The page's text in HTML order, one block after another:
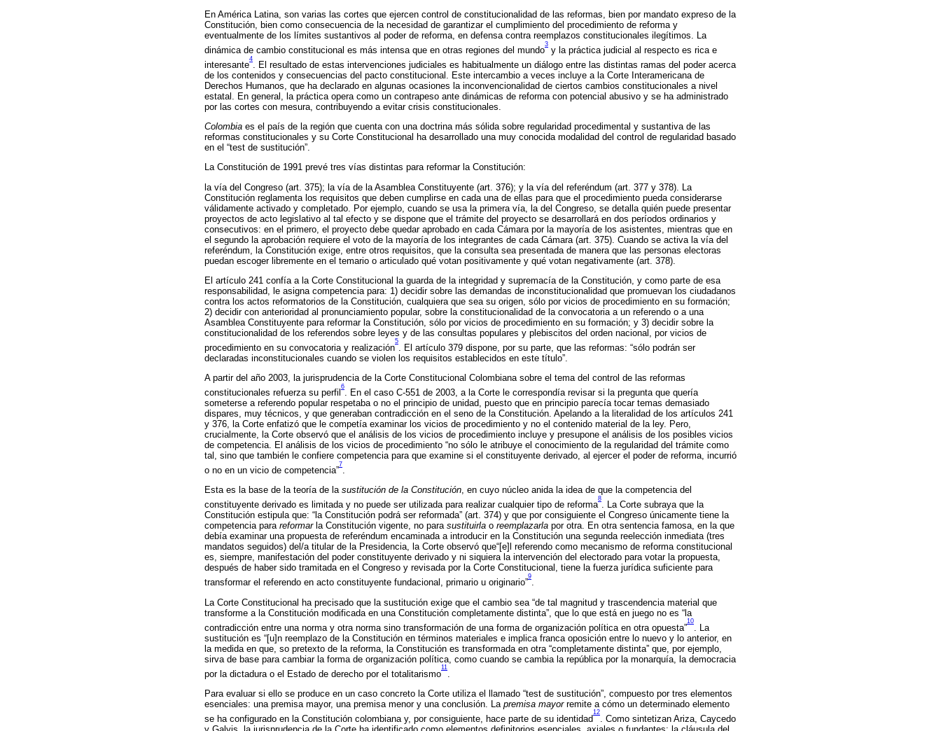
En América Latina, son varias las cortes que ejercen control de constitucionalidad de las reformas, bien por mandato expreso de la
Constitución, bien como consecuencia de la necesidad de garantizar el cumplimiento del procedimiento de reforma y
eventualmente de los límites sustantivos al poder de reforma, en defensa contra reemplazos constitucionales ilegítimos. La
dinámica de cambio constitucional es más intensa que en otras regiones del mundo
3
y la práctica judicial al respecto es rica e
interesante
4
. El resultado de estas intervenciones judiciales es habitualmente un diálogo entre las distintas ramas del poder acerca
de los contenidos y consecuencias del pacto constitucional. Este intercambio a veces incluye a la Corte Interamericana de
Derechos Humanos, que ha declarado en algunas ocasiones la inconvencionalidad de ciertos cambios constitucionales a nivel
estatal. En general, la práctica opera como un contrapeso ante dinámicas de reforma con potencial abusivo y se ha administrado
por las cortes con mesura, contribuyendo a evitar crisis constitucionales.
Colombia es el país de la región que cuenta con una doctrina más sólida sobre regularidad procedimental y sustantiva de las
reformas constitucionales y su Corte Constitucional ha desarrollado una muy conocida modalidad del control de regularidad basado
en el “test de sustitución”.
La Constitución de 1991 prevé tres vías distintas para reformar la Constitución:
la vía del Congreso (art. 375); la vía de la Asamblea Constituyente (art. 376); y la vía del referéndum (art. 377 y 378). La
Constitución reglamenta los requisitos que deben cumplirse en cada una de ellas para que el procedimiento pueda considerarse
válidamente activado y completado. Por ejemplo, cuando se usa la primera vía, la del Congreso, se detalla quién puede presentar
proyectos de acto legislativo al tal efecto y se dispone que el trámite del proyecto se desarrollará en dos períodos ordinarios y
consecutivos: en el primero, el proyecto debe quedar aprobado en cada Cámara por la mayoría de los asistentes, mientras que en
el segundo la aprobación requiere el voto de la mayoría de los integrantes de cada Cámara (art. 375). Cuando se activa la vía del
referéndum, la Constitución exige, entre otros requisitos, que la consulta sea presentada de manera que las personas electoras
puedan escoger libremente en el temario o articulado qué votan positivamente y qué votan negativamente (art. 378).
El artículo 241 confía a la Corte Constitucional la guarda de la integridad y supremacía de la Constitución, y como parte de esa
responsabilidad, le asigna competencia para: 1) decidir sobre las demandas de inconstitucionalidad que promuevan los ciudadanos
contra los actos reformatorios de la Constitución, cualquiera que sea su origen, sólo por vicios de procedimiento en su formación;
2) decidir con anterioridad al pronunciamiento popular, sobre la constitucionalidad de la convocatoria a un referendo o a una
Asamblea Constituyente para reformar la Constitución, sólo por vicios de procedimiento en su formación; y 3) decidir sobre la
constitucionalidad de los referendos sobre leyes y de las consultas populares y plebiscitos del orden nacional, por vicios de
procedimiento en su convocatoria y realización
5
. El artículo 379 dispone, por su parte, que las reformas: “sólo podrán ser
declaradas inconstitucionales cuando se violen los requisitos establecidos en este título”.
A partir del año 2003, la jurisprudencia de la Corte Constitucional Colombiana sobre el tema del control de las reformas
constitucionales refuerza su perfil
6
. En el caso C-551 de 2003, a la Corte le correspondía revisar si la pregunta que quería
someterse a referendo popular respetaba o no el principio de unidad, puesto que en principio parecía tocar temas demasiado
dispares, muy técnicos, y que generaban contradicción en el seno de la Constitución. Apelando a la literalidad de los artículos 241
y 376, la Corte enfatizó que le competía examinar los vicios de procedimiento y no el contenido material de la ley. Pero,
crucialmente, la Corte observó que el análisis de los vicios de procedimiento incluye y presupone el análisis de los posibles vicios
de competencia. El análisis de los vicios de procedimiento “no sólo le atribuye el conocimiento de la regularidad del trámite como
tal, sino que también le confiere competencia para que examine si el constituyente derivado, al ejercer el poder de reforma, incurrió
o no en un vicio de competencia”
7
.
Esta es la base de la teoría de la sustitución de la Constitución, en cuyo núcleo anida la idea de que la competencia del
constituyente derivado es limitada y no puede ser utilizada para realizar cualquier tipo de reforma
8
. La Corte subraya que la
Constitución estipula que: “la Constitución podrá ser reformada” (art. 374) y que por consiguiente el Congreso únicamente tiene la
competencia para reformar la Constitución vigente, no para sustituirla o reemplazarla por otra. En otra sentencia famosa, en la que
debía examinar una propuesta de referéndum encaminada a introducir en la Constitución una segunda reelección inmediata (tres
mandatos seguidos) del/a titular de la Presidencia, la Corte observó que“[e]l referendo como mecanismo de reforma constitucional
es, siempre, manifestación del poder constituyente derivado y ni siquiera la intervención del electorado para votar la propuesta,
después de haber sido tramitada en el Congreso y revisada por la Corte Constitucional, tiene la fuerza jurídica suficiente para
transformar el referendo en acto constituyente fundacional, primario u originario”
9
.
La Corte Constitucional ha precisado que la sustitución exige que el cambio sea “de tal magnitud y trascendencia material que
transforme a la Constitución modificada en una Constitución completamente distinta”, que lo que está en juego no es “la
contradicción entre una norma y otra norma sino transformación de una forma de organización política en otra opuesta”
10
. La
sustitución es “[u]n reemplazo de la Constitución en términos materiales e implica franca oposición entre lo nuevo y lo anterior, en
la medida en que, so pretexto de la reforma, la Constitución es transformada en otra “completamente distinta” que, por ejemplo,
sirva de base para cambiar la forma de organización política, como cuando se cambia la república por la monarquía, la democracia
por la dictadura o el Estado de derecho por el totalitarismo
11
Para evaluar si ello se produce en un caso concreto la Corte utiliza el llamado “test de sustitución”, compuesto por tres elementos
esenciales: una premisa mayor, una premisa menor y una conclusión. La premisa mayor remite a cómo un determinado elemento
se ha configurado en la Constitución colombiana y, por consiguiente, hace parte de su identidad
12
. Como sintetizan Ariza, Caycedo